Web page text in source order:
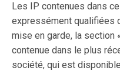
Les IP contenues dans
expressément qualifiées
mise en garde, la section
contenue dans le plus
société, qui est